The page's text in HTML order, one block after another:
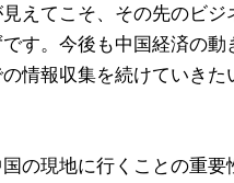
えてこそ、その先のビジ
す。今後も中国経済の動
情報収集を続けていきた
の現地に行くことの重要